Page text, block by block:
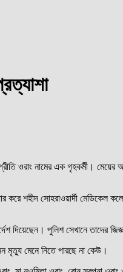
ওরাং নামের এক গৃহকর্মী।
শহীদ সোহরাওয়ার্দী মেডিকেল
দিয়েছেন। পুলিশ সেখানে তাদের
মৃত্যু মেনে নিতে পারছে না কেউ।